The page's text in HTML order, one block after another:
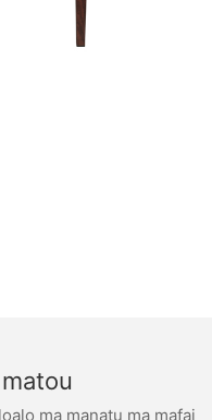
ma manatu ma mafai